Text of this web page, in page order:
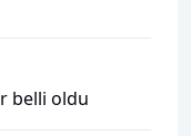
belli oldu